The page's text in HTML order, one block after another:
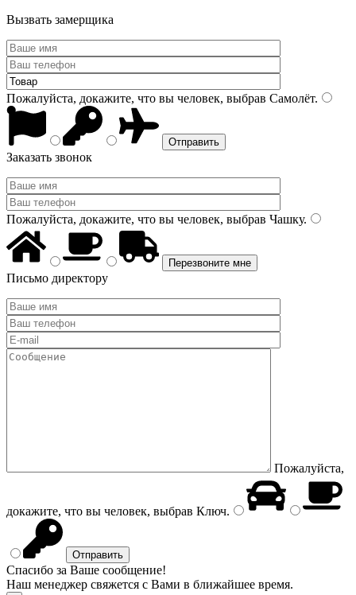
Вызвать замерщика
Пожалуйста, докажите, что вы человек, выбрав Самолёт.
Заказать звонок
Пожалуйста, докажите, что вы человек, выбрав Чашку.
Письмо директору
Пожалуйста,
докажите, что вы человек, выбрав Ключ.
Спасибо за Ваше сообщение!
Наш менеджер свяжется с Вами в ближайшее время.